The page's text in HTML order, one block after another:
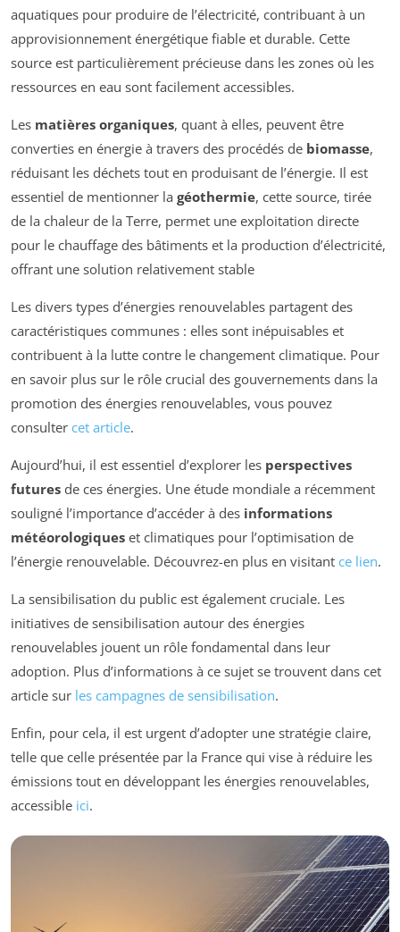
aquatiques pour produire de l’électricité, contribuant à un
approvisionnement énergétique fiable et durable. Cette
source est particulièrement précieuse dans les zones où les
ressources en eau sont facilement accessibles.
Les matières organiques, quant à elles, peuvent être
converties en énergie à travers des procédés de biomasse,
réduisant les déchets tout en produisant de l’énergie. Il est
essentiel de mentionner la géothermie, cette source, tirée
de la chaleur de la Terre, permet une exploitation directe
pour le chauffage des bâtiments et la production d’électricité,
offrant une solution relativement stable
Les divers types d’énergies renouvelables partagent des
caractéristiques communes : elles sont inépuisables et
contribuent à la lutte contre le changement climatique. Pour
en savoir plus sur le rôle crucial des gouvernements dans la
promotion des énergies renouvelables, vous pouvez
consulter cet article.
Aujourd’hui, il est essentiel d’explorer les perspectives
futures de ces énergies. Une étude mondiale a récemment
souligné l’importance d’accéder à des informations
météorologiques et climatiques pour l’optimisation de
l’énergie renouvelable. Découvrez-en plus en visitant ce lien.
La sensibilisation du public est également cruciale. Les
initiatives de sensibilisation autour des énergies
renouvelables jouent un rôle fondamental dans leur
adoption. Plus d’informations à ce sujet se trouvent dans cet
article sur les campagnes de sensibilisation.
Enfin, pour cela, il est urgent d’adopter une stratégie claire,
telle que celle présentée par la France qui vise à réduire les
émissions tout en développant les énergies renouvelables,
accessible ici.